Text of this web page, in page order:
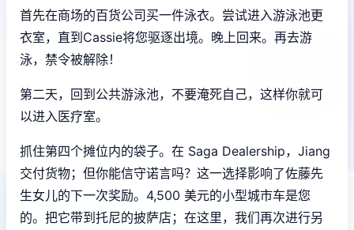
首先在商场的百货公司买一件泳衣。尝试进入游泳池更
衣室，直到Cassie将您驱逐出境。晚上回来。再去游
泳，禁令被解除！
第二天，回到公共游泳池，不要淹死自己，这样你就可
以进入医疗室。
抓住第四个摊位内的袋子。在 Saga Dealership，Jiang
交付货物；但你能信守诺言吗？这一选择影响了佐藤先
生女儿的下一次奖励。4,500 美元的小型城市车是您
的。把它带到托尼的披萨店；在这里，我们再次进行另